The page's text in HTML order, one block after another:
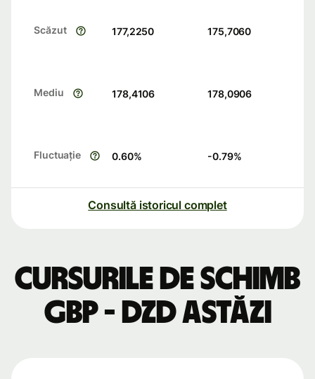
Scăzut 177,2250 175,7060
Mediu 178,4106 178,0906
Fluctuație 0.60% -0.79%
Consultă istoricul complet
Cursurile de schimb
GBP - DZD astăzi